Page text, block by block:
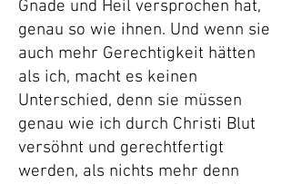
Gnade und Heil versprochen hat,
genau so wie ihnen. Und wenn sie
auch mehr Gerechtigkeit hätten
als ich, macht es keinen
Unterschied, denn sie müssen
genau wie ich durch Christi Blut
versöhnt und gerechtfertigt
werden, als nichts mehr denn